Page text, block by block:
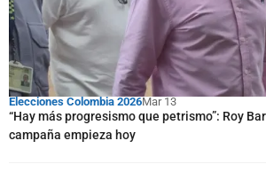
Elecciones Colombia 2026Mar 13
“Hay más progresismo que petrismo”: Roy
campaña empieza hoy